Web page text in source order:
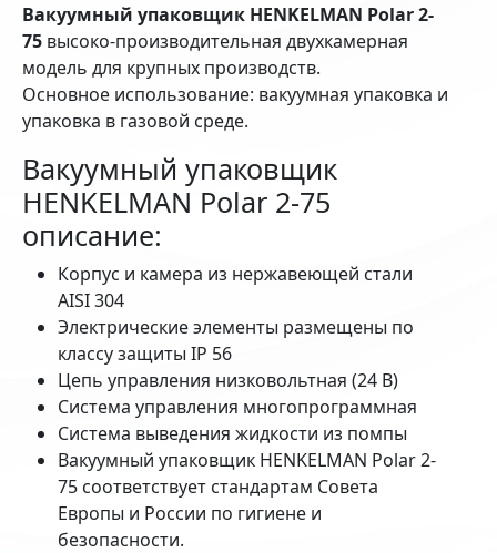
Вакуумный упаковщик HENKELMAN Polar 2-
75 высоко-производительная двухкамерная
модель для крупных производств.
Основное использование: вакуумная упаковка и
упаковка в газовой среде.
Вакуумный упаковщик
HENKELMAN Polar 2-75
описание:
Корпус и камера из нержавеющей стали
AISI 304
Электрические элементы размещены по
классу защиты IP 56
Цепь управления низковольтная (24 В)
Система управления многопрограммная
Система выведения жидкости из помпы
Вакуумный упаковщик HENKELMAN Polar 2-
75 соответствует стандартам Совета
Европы и России по гигиене и
безопасности.